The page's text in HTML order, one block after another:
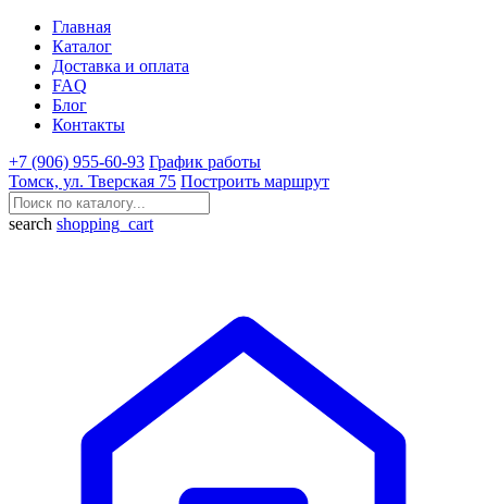
Главная
Каталог
Доставка и оплата
FAQ
Блог
Контакты
+7 (906) 955-60-93 График работы
Томск, ул. Тверская 75 Построить маршрут
search shopping_cart